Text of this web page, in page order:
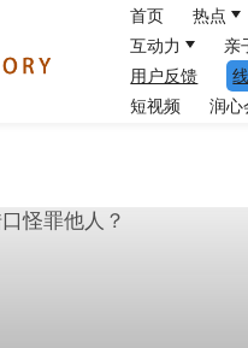
首页 热点
互动力
亲
用户反馈
短视频
润心